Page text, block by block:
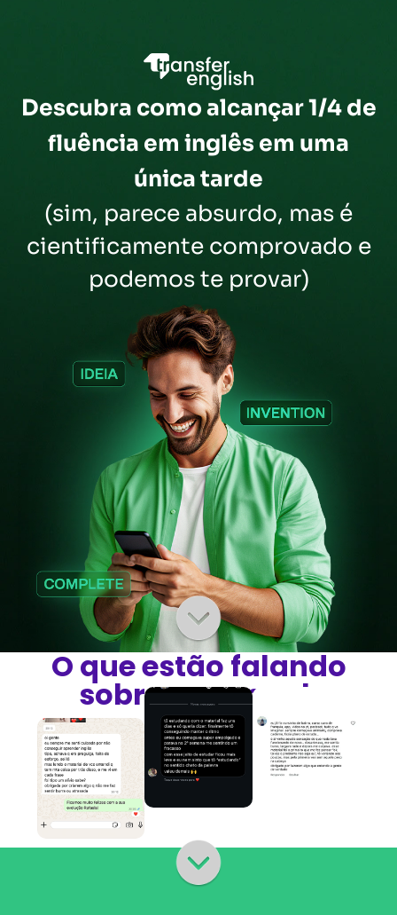
Descubra como alcançar 1/4 de
fluência em inglês em uma
única tarde
(sim, parece absurdo, mas é
cientificamente comprovado e
podemos te provar)
O que estão falando
sobre o manual: